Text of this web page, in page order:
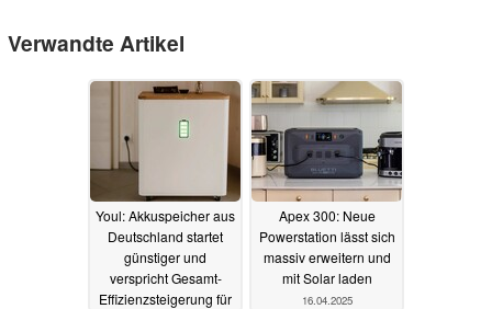
Verwandte Artikel
Youl: Akkuspeicher aus
Deutschland startet
günstiger und
verspricht Gesamt-
Effizienzsteigerung für
Apex 300: Neue
Powerstation lässt sich
massiv erweitern und
mit Solar laden
16.04.2025